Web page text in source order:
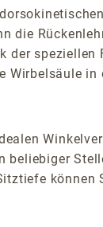
die
können